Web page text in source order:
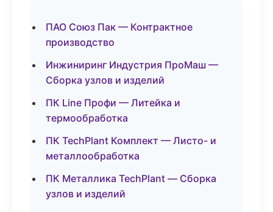
ПАО Союз Пак — Контрактное
производство
Инжиниринг Индустрия ПроМаш —
Сборка узлов и изделий
ПК Line Профи — Литейка и
термообработка
ПК TechPlant Комплект — Листо- и
металлообработка
ПК Металлика TechPlant — Сборка
узлов и изделий